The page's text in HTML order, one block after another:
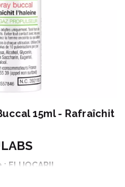
15ml - Rafraîchit
FLUOCARIL
BUCCAL